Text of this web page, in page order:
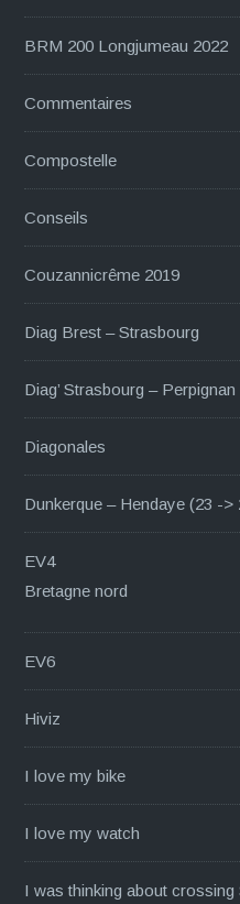
BRM 200 Longjumeau 2022
Commentaires
Compostelle
Conseils
Couzannicrême 2019
Diag Brest – Strasbourg
Diag’ Strasbourg – Perpignan
Diagonales
Dunkerque – Hendaye (23 ->
EV4
Bretagne nord
EV6
Hiviz
I love my bike
I love my watch
I was thinking about